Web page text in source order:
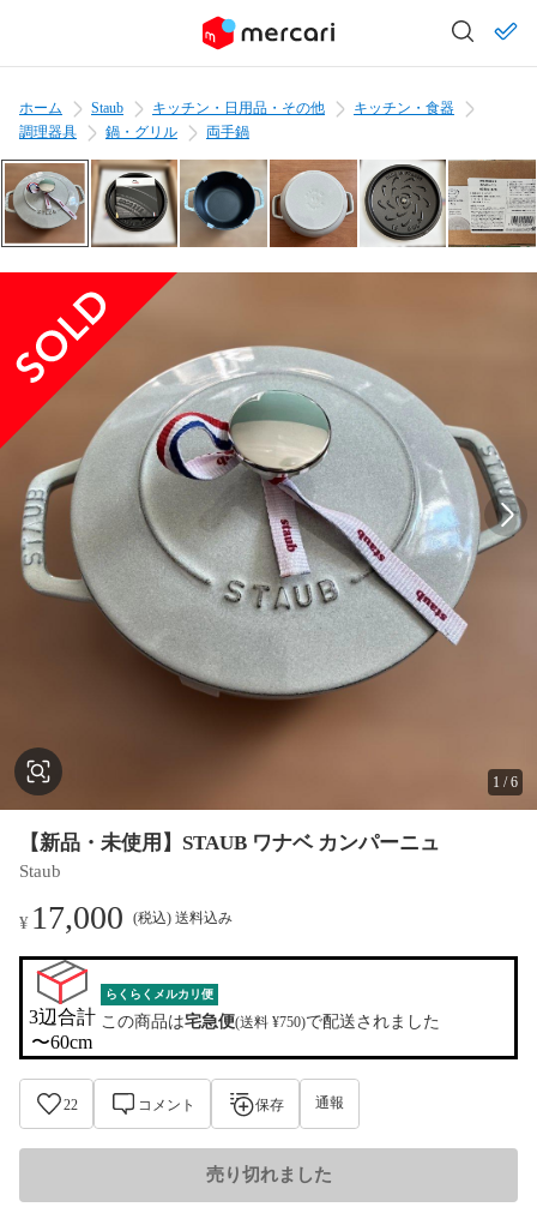
ホーム Staub キッチン・日用品・その他
キッチン・食器
調理器具
鍋・グリル 両手鍋
1 /6
【新品・未使用】STAUB ワナベ カンパーニュ
Staub
¥ 17,000 (税込) 送料込み
3辺合計
〜60cm
らくらくメルカリ便
この商品は宅急便(送料 ¥750)で配送されました
22 コメント 保存 通報
売り切れました